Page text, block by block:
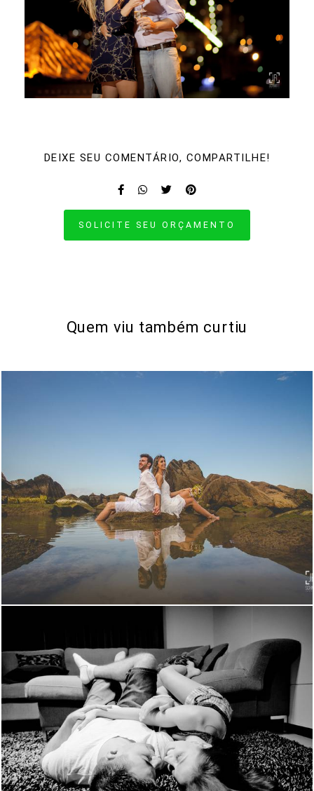
DEIXE SEU COMENTÁRIO, COMPARTILHE!
SOLICITE SEU ORÇAMENTO
Quem viu também curtiu
2071 12
1712 0